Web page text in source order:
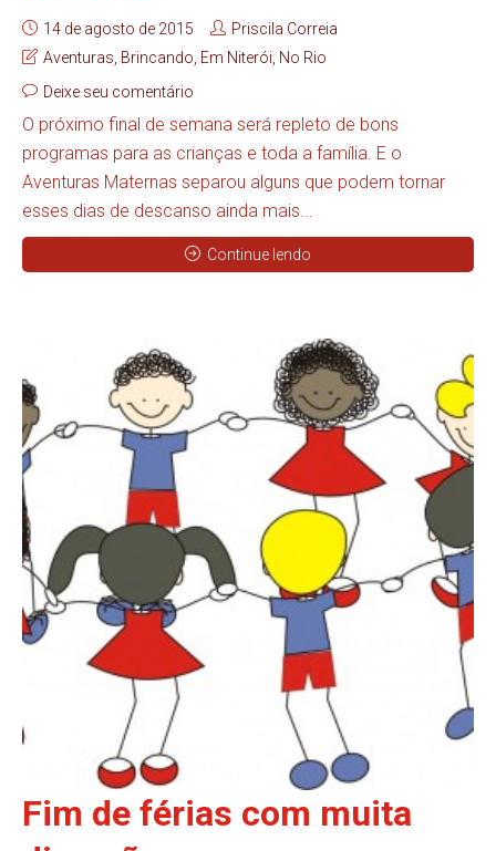
14 de agosto de 2015
Priscila Correia
Aventuras Brincando Em Niterói No Rio
Deixe seu comentário
O próximo final de semana será repleto de bons
programas para as crianças e toda a família. E o
Aventuras Maternas separou alguns que podem tornar
esses dias de descanso ainda mais...
Continue lendo
Fim de férias com muita